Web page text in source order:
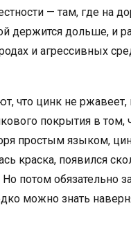
— там, где на
держится дольше, и
и агрессивных
что цинк не ржавеет,
покрытия в том,
простым языком,
краска, появился
потом обязательно
можно знать